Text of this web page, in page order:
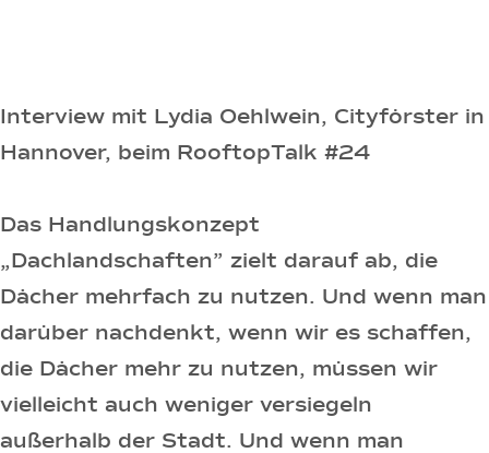
Interview mit Lydia Oehlwein, Cityförster in
Hannover, beim RooftopTalk #24
Das Handlungskonzept
„Dachlandschaften” zielt darauf ab, die
Dächer mehrfach zu nutzen. Und wenn man
darüber nachdenkt, wenn wir es schaffen,
die Dächer mehr zu nutzen, müssen wir
vielleicht auch weniger versiegeln
außerhalb der Stadt. Und wenn man